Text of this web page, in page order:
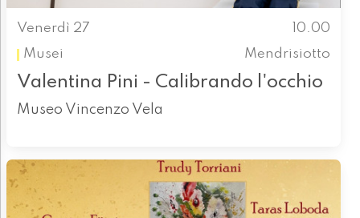
Venerdì 27
10.00
Musei
Mendrisiotto
Valentina Pini - Calibrando l'occhio
Museo Vincenzo Vela